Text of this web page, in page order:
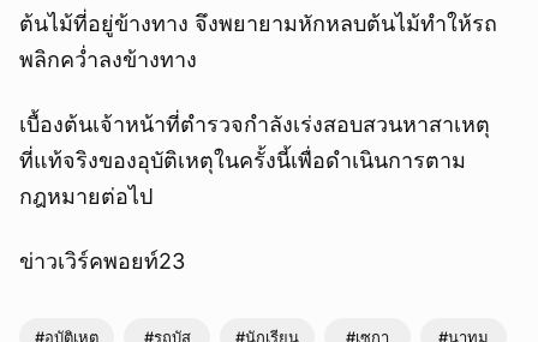
ต้นไม้ที่อยู่ข้างทาง จึงพยายามหักหลบต้นไม้ทำให้รถ
พลิกคว่ำลงข้างทาง
เบื้องต้นเจ้าหน้าที่ตำรวจกำลังเร่งสอบสวนหาสาเหตุ
ที่แท้จริงของอุบัติเหตุในครั้งนี้เพื่อดำเนินการตาม
กฎหมายต่อไป
ข่าวเวิร์คพอยท์23
#อุบัติเหตุ #รถบัส #นักเรียน #เซกา #นาทม